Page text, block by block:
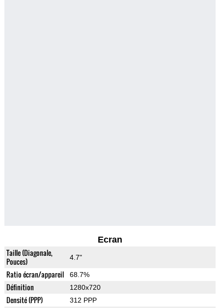
Ecran
Taille (Diagonale,
Pouces)
4.7"
Ratio écran/appareil 68.7%
Définition 1280x720
Densité (PPP) 312 PPP